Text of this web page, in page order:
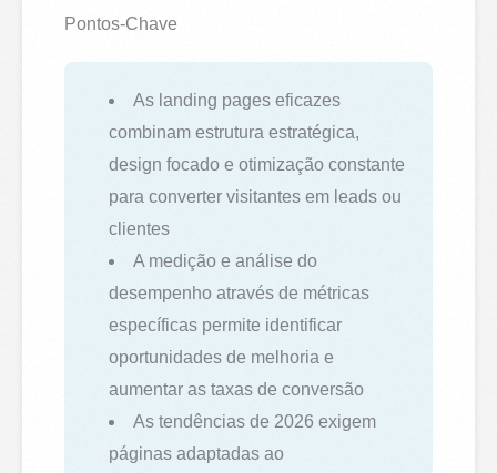
Pontos-Chave
As landing pages eficazes
combinam estrutura estratégica,
design focado e otimização constante
para converter visitantes em leads ou
clientes
A medição e análise do
desempenho através de métricas
específicas permite identificar
oportunidades de melhoria e
aumentar as taxas de conversão
As tendências de 2026 exigem
páginas adaptadas ao